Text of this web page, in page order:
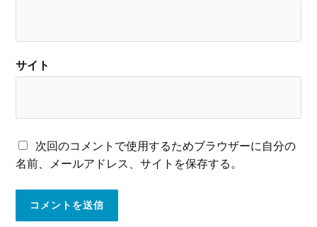
サイト
次回のコメントで使用するためブラウザーに自分の
名前、メールアドレス、サイトを保存する。